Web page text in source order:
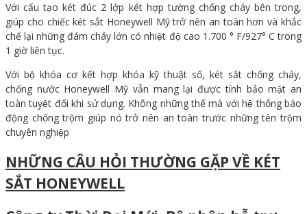
Với cấu tạo két đúc 2 lớp kết hợp tường chống cháy bên trong,
giúp cho chiếc két sắt Honeywell Mỹ trở nên an toàn hơn và khắc
chế lại những đám cháy lớn có nhiệt độ cao 1.700 ° F/927° C trong
1 giờ liên tục.
Với bộ khóa cơ kết hợp khóa kỹ thuật số, két sắt chống cháy,
chống nước Honeywell Mỹ vẫn mang lại được tính bảo mật an
toàn tuyệt đối khi sử dụng. Không những thế mà với hệ thống báo
động chống trộm giúp nó trở nên an toàn trước những tên trộm
chuyên nghiệp
NHỮNG CÂU HỎI THƯỜNG GẶP VỀ KÉT
SẮT HONEYWELL